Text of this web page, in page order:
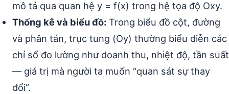
mô tả qua quan hệ y = f(x) trong hệ tọa độ Oxy.
Thống kê và biểu đồ: Trong biểu đồ cột, đường
và phân tán, trục tung (Oy) thường biểu diễn các
chỉ số đo lường như doanh thu, nhiệt độ, tần suất
— giá trị mà người ta muốn “quan sát sự thay
đổi”.